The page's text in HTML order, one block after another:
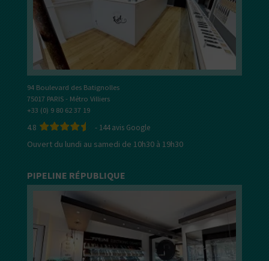
94 Boulevard des Batignolles
75017 PARIS - Métro Villiers
+33 (0) 9 80 62 37 19
4.8 - 144avis Google
Ouvert du lundi au samedi de 10h30 à 19h30
PIPELINE RÉPUBLIQUE